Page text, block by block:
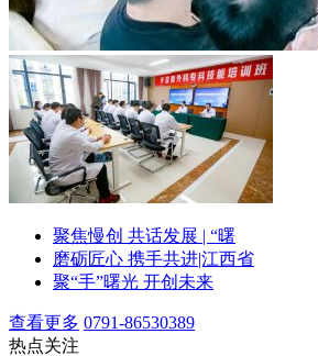
聚焦慢创 共话发展 | “曙
磨砺匠心 携手共进|江西省
聚“手”曙光 开创未来
查看更多 0791-86530389
热点关注